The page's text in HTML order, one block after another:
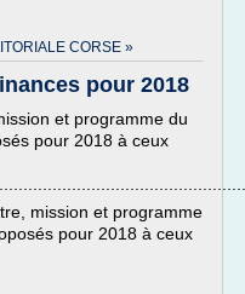
CORSE »
pour 2018
et programme du
pour 2018 à ceux
mission et programme
pour 2018 à ceux